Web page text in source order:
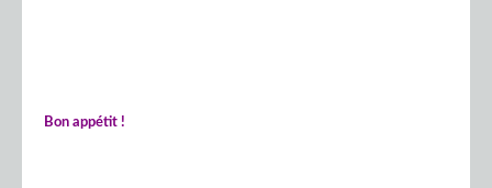
Bon appétit !